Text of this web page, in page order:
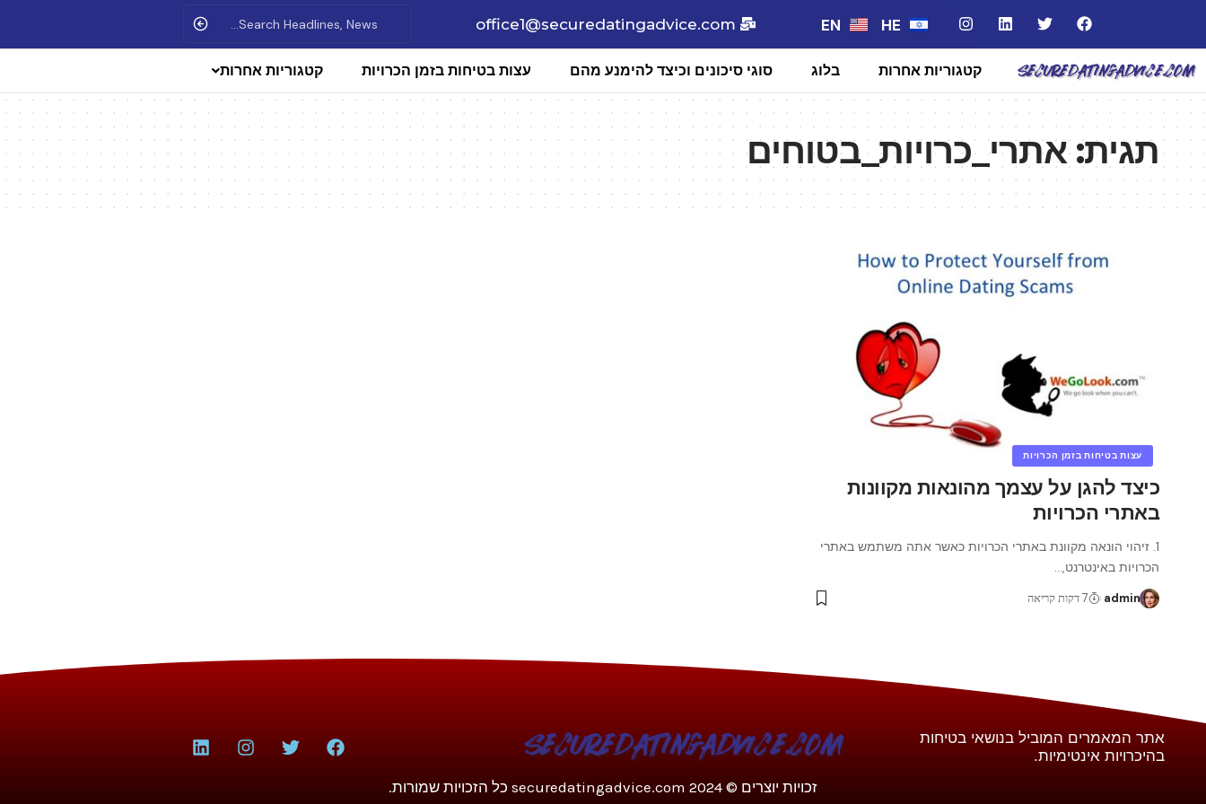
HE
EN
office1@securedatingadvice.com
קטגוריות אחרות בלוג סוגי סיכונים וכיצד להימנע מהם עצות בטיחות בזמן הכרויות קטגוריות אחרות
תגית:אתרי_כרויות_בטוחים
עצות בטיחות בזמן הכרויות
כיצד להגן על עצמך מהונאות מקוונות
באתרי הכרויות
1. זיהוי הונאה מקוונת באתרי הכרויות כאשר אתה משתמש באתרי
הכרויות באינטרנט,…
admin 7 דקות קריאה
אתר המאמרים המוביל בנושאי בטיחות
בהיכרויות אינטימיות.
זכויות יוצרים © 2024 securedatingadvice.com כל הזכויות שמורות.